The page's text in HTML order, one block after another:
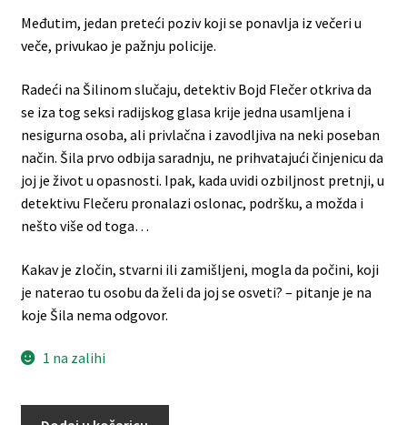
Međutim, jedan preteći poziv koji se ponavlja iz večeri u
veče, privukao je pažnju policije.
Radeći na Šilinom slučaju, detektiv Bojd Flečer otkriva da
se iza tog seksi radijskog glasa krije jedna usamljena i
nesigurna osoba, ali privlačna i zavodljiva na neki poseban
način. Šila prvo odbija saradnju, ne prihvatajući činjenicu da
joj je život u opasnosti. Ipak, kada uvidi ozbiljnost pretnji, u
detektivu Flečeru pronalazi oslonac, podršku, a možda i
nešto više od toga…
Kakav je zločin, stvarni ili zamišljeni, mogla da počini, koji
je naterao tu osobu da želi da joj se osveti? – pitanje je na
koje Šila nema odgovor.
1 na zalihi